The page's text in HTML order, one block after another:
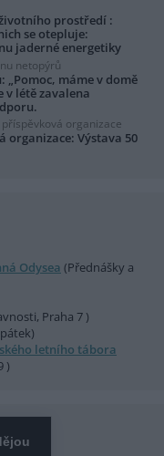
prostředí :
se otepluje:
jaderné energetiky
netopýrů
„Pomoc, máme v domě
v létě zavalena
organizace
organizace: Výstava 50
Odysea (Přednášky a
Praha 7 )
letního tábora
)